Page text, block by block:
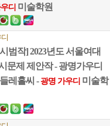
디 미술학원
범작] 2023년도 서울여대
문제 제안작 - 광명가우디
레홀씨 - 광명 가우디 미술학